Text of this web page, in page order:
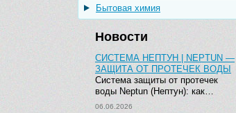
Бытовая химия
Новости
СИСТЕМА НЕПТУН | NEPTUN —
ЗАЩИТА ОТ ПРОТЕЧЕК ВОДЫ
Система защиты от протечек
воды Neptun (Нептун): как…
06.06.2026